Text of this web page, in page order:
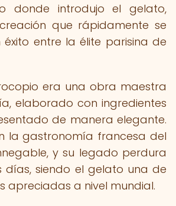
donde introdujo el gelato,
que rápidamente se
éxito entre la élite parisina de
era una obra maestra
elaborado con ingredientes
de manera elegante.
la gastronomía francesa del
y su legado perdura
días, siendo el gelato una de
apreciadas a nivel mundial.